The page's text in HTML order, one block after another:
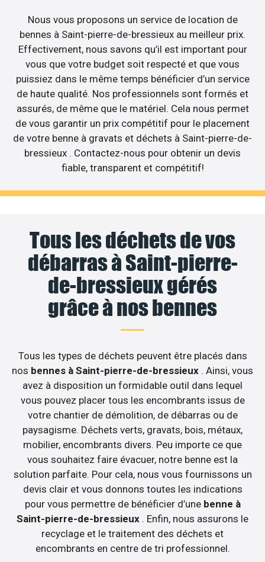
Nous vous proposons un service de location de
bennes à Saint-pierre-de-bressieux au meilleur prix.
Effectivement, nous savons qu’il est important pour
vous que votre budget soit respecté et que vous
puissiez dans le même temps bénéficier d’un service
de haute qualité. Nos professionnels sont formés et
assurés, de même que le matériel. Cela nous permet
de vous garantir un prix compétitif pour le placement
de votre benne à gravats et déchets à Saint-pierre-de-
bressieux . Contactez-nous pour obtenir un devis
fiable, transparent et compétitif!
Tous les déchets de vos
débarras à Saint-pierre-
de-bressieux gérés
grâce à nos bennes
Tous les types de déchets peuvent être placés dans
nos bennes à Saint-pierre-de-bressieux . Ainsi, vous
avez à disposition un formidable outil dans lequel
vous pouvez placer tous les encombrants issus de
votre chantier de démolition, de débarras ou de
paysagisme. Déchets verts, gravats, bois, métaux,
mobilier, encombrants divers. Peu importe ce que
vous souhaitez faire évacuer, notre benne est la
solution parfaite. Pour cela, nous vous fournissons un
devis clair et vous donnons toutes les indications
pour vous permettre de bénéficier d’une benne à
Saint-pierre-de-bressieux . Enfin, nous assurons le
recyclage et le traitement des déchets et
encombrants en centre de tri professionnel.